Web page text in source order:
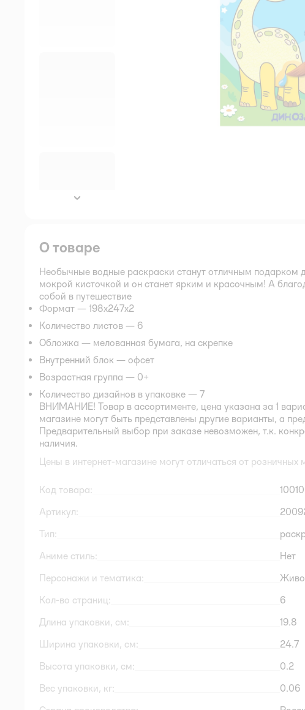
далее
О товаре
Необычные водные раскраски станут отличным подарком
мокрой кисточкой и он станет ярким и красочным! А
собой в путешествие
Формат — 198х247х2
Количество листов — 6
Обложка — мелованная бумага, на скрепке
Внутренний блок — офсет
Возрастная группа — 0+
Количество дизайнов в упаковке — 7
ВНИМАНИЕ! Товар в ассортименте, цена указана за 1
магазине могут быть представлены другие варианты, а
Предварительный выбор при заказе невозможен, т.к.
наличия.
Цены в интернет-магазине могут отличаться от розничных
Код товара:
Артикул:
Тип:
Аниме стиль:
Нет
Персонажи и тематика:
Кол-во страниц:
6
Длина упаковки, см:
19.8
Ширина упаковки, см:
24.7
Высота упаковки, см:
0.2
Вес упаковки, кг:
0.06